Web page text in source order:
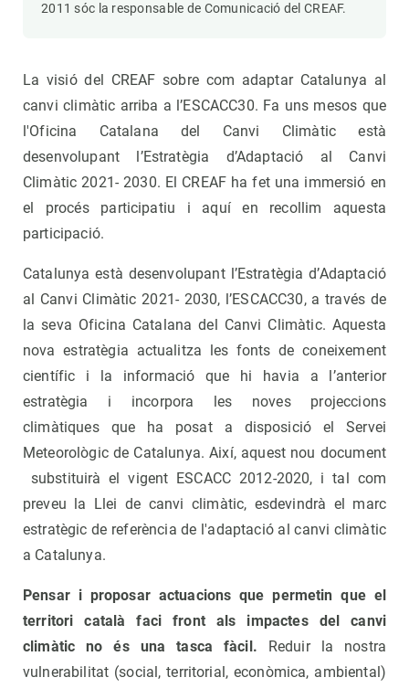
2011 sóc la responsable de Comunicació del CREAF.
La visió del CREAF sobre com adaptar Catalunya al
canvi climàtic arriba a l’ESCACC30. Fa uns mesos que
l'Oficina Catalana del Canvi Climàtic està
desenvolupant l’Estratègia d’Adaptació al Canvi
Climàtic 2021- 2030. El CREAF ha fet una immersió en
el procés participatiu i aquí en recollim aquesta
participació.
Catalunya està desenvolupant l’Estratègia d’Adaptació
al Canvi Climàtic 2021- 2030, l’ESCACC30, a través de
la seva Oficina Catalana del Canvi Climàtic. Aquesta
nova estratègia actualitza les fonts de coneixement
científic i la informació que hi havia a l’anterior
estratègia i incorpora les noves projeccions
climàtiques que ha posat a disposició el Servei
Meteorològic de Catalunya. Així, aquest nou document
substituirà el vigent ESCACC 2012-2020, i tal com
preveu la Llei de canvi climàtic, esdevindrà el marc
estratègic de referència de l'adaptació al canvi climàtic
a Catalunya.
Pensar i proposar actuacions que permetin que el
territori català faci front als impactes del canvi
climàtic no és una tasca fàcil. Reduir la nostra
vulnerabilitat (social, territorial, econòmica, ambiental)